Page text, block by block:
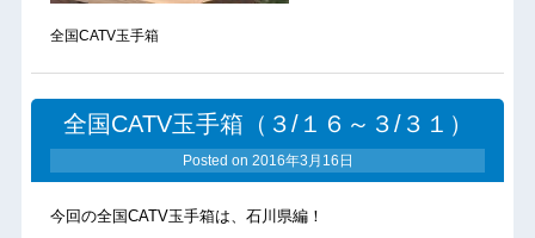
全国CATV玉手箱
全国CATV玉手箱（３/１６～３/３１）
Posted on 2016年3月16日
今回の全国CATV玉手箱は、石川県編！